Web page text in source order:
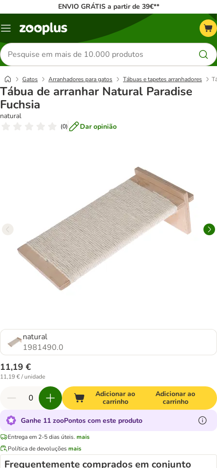
ENVIO GRÁTIS a partir de 39€**
Menu
Pesquisar
produtos
Gatos Arranhadores para gatos Tábuas e tapetes arranhadores
Tábua de arranhar Natural Paradise
Fuchsia
natural
(0) Dar opinião
natural
1981490.0
11,19 €
11,19 € / unidade
Adicionar ao
carrinho
Adicionar ao
carrinho
Ganhe 11 zooPontos com este produto
Entrega em 2-5 dias úteis. mais
Política de devoluçõesmais
Frequentemente comprados em conjunto